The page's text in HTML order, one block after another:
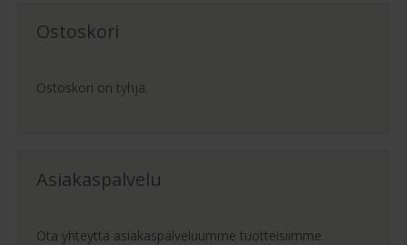
Ostoskori
Ostoskori on tyhjä.
Asiakaspalvelu
Ota yhteyttä asiakaspalveluumme tuotteisiimme